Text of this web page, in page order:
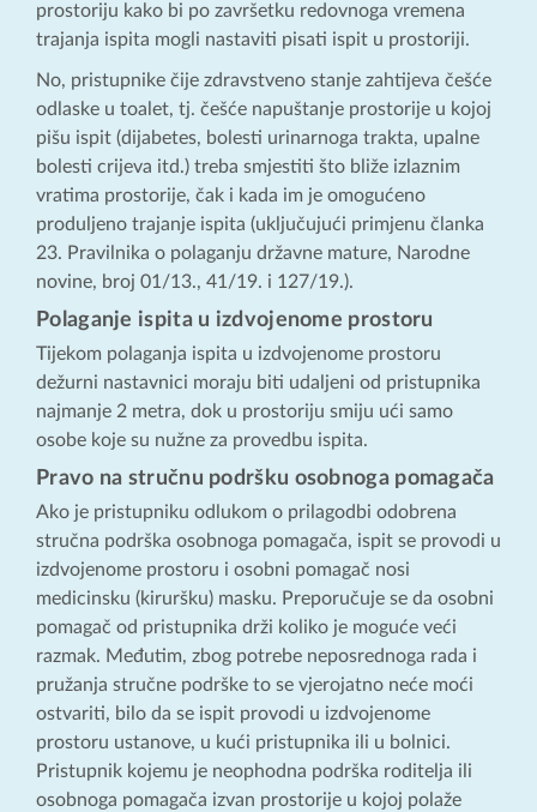
prostoriju kako bi po završetku redovnoga vremena
trajanja ispita mogli nastaviti pisati ispit u prostoriji.
No, pristupnike čije zdravstveno stanje zahtijeva češće
odlaske u toalet, tj. češće napuštanje prostorije u kojoj
pišu ispit (dijabetes, bolesti urinarnoga trakta, upalne
bolesti crijeva itd.) treba smjestiti što bliže izlaznim
vratima prostorije, čak i kada im je omogućeno
produljeno trajanje ispita (uključujući primjenu članka
23. Pravilnika o polaganju državne mature, Narodne
novine, broj 01/13., 41/19. i 127/19.).
Polaganje ispita u izdvojenome prostoru
Tijekom polaganja ispita u izdvojenome prostoru
dežurni nastavnici moraju biti udaljeni od pristupnika
najmanje 2 metra, dok u prostoriju smiju ući samo
osobe koje su nužne za provedbu ispita.
Pravo na stručnu podršku osobnoga pomagača
Ako je pristupniku odlukom o prilagodbi odobrena
stručna podrška osobnoga pomagača, ispit se provodi u
izdvojenome prostoru i osobni pomagač nosi
medicinsku (kiruršku) masku. Preporučuje se da osobni
pomagač od pristupnika drži koliko je moguće veći
razmak. Međutim, zbog potrebe neposrednoga rada i
pružanja stručne podrške to se vjerojatno neće moći
ostvariti, bilo da se ispit provodi u izdvojenome
prostoru ustanove, u kući pristupnika ili u bolnici.
Pristupnik kojemu je neophodna podrška roditelja ili
osobnoga pomagača izvan prostorije u kojoj polaže